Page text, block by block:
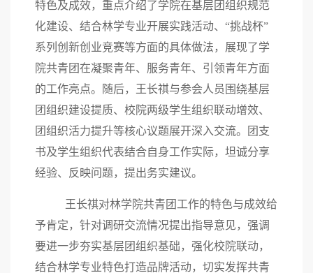
特色及成效，重点介绍了学院在基层团组织规范
化建设、结合林学专业开展实践活动、“挑战杯”
系列创新创业竞赛等方面的具体做法，展现了学
院共青团在凝聚青年、服务青年、引领青年方面
的工作亮点。随后，王长祺与参会人员围绕基层
团组织建设提质、校院两级学生组织联动增效、
团组织活力提升等核心议题展开深入交流。团支
书及学生组织代表结合自身工作实际，坦诚分享
经验、反映问题，提出务实建议。
王长祺对林学院共青团工作的特色与成效给
予肯定，针对调研交流情况提出指导意见，强调
要进一步夯实基层团组织基础，强化校院联动，
结合林学专业特色打造品牌活动，切实发挥共青